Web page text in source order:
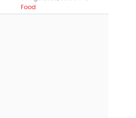
Food